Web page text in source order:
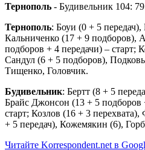
Тернополь - Будивельник 104:
Тернополь: Боуи (0 + 5
Кальниченко (17 + 9 подборов),
подборов + 4 передачи) – старт;
Сандул (6 + 5 подборов),
Тищенко, Головчик.
Будивельник: Бертт (8 + 5
Брайс Джонсон (13 + 5
старт; Козлов (16 + 3
+ 5 передач), Кожемякин (6),
Читайте Korrespondent.net в